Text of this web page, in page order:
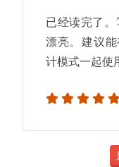
已经读完了 。
漂亮。 建议
计模式一起使